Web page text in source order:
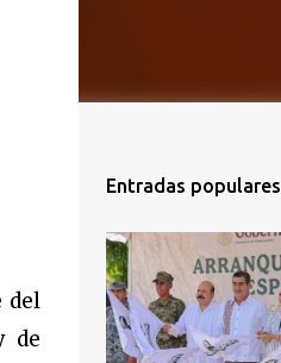
del
de
Entradas populares